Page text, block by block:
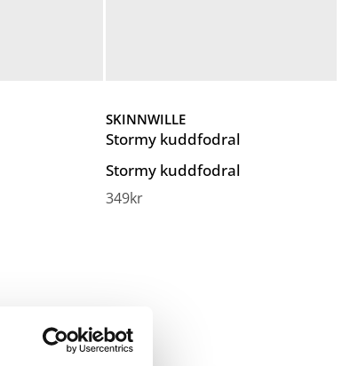
SKINNWILLE
Stormy kuddfodral
Stormy kuddfodral
349kr